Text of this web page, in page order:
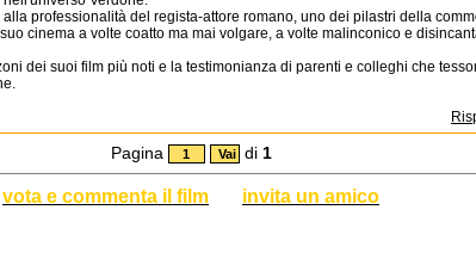
professionalità del regista-attore romano, uno dei pilastri della
cinema a volte coatto ma mai volgare, a volte malinconico e
dei suoi film più noti e la testimonianza di parenti e colleghi che
Pagina di 1
vota e commenta il film invita un amico